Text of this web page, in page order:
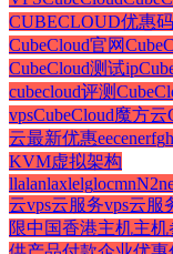
CUBECLOUD优惠码
CubeCloud官网
CubeCloud测试ip
cubecloud评测
vpsCubeCloud魔方云
云最新优惠eecenerfgh
KVM虚拟架构
llalanlaxlelglocmnN2
云vps云服务vps云服
限中国香港主机主机